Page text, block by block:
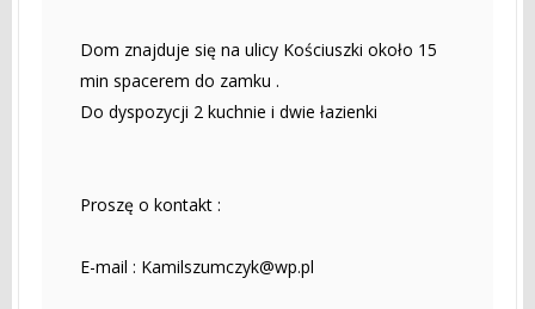
Dom znajduje się na ulicy Kościuszki około 15
min spacerem do zamku .
Do dyspozycji 2 kuchnie i dwie łazienki
Proszę o kontakt :
E-mail : Kamilszumczyk@wp.pl